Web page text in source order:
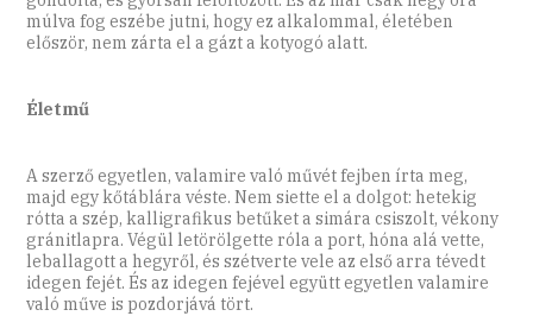
múlva fog eszébe jutni, hogy ez alkalommal, életében
először, nem zárta el a gázt a kotyogó alatt.
Életmű
A szerző egyetlen, valamire való művét fejben írta meg,
majd egy kőtáblára véste. Nem siette el a dolgot: hetekig
rótta a szép, kalligrafikus betűket a simára csiszolt, vékony
gránitlapra. Végül letörölgette róla a port, hóna alá vette,
leballagott a hegyről, és szétverte vele az első arra tévedt
idegen fejét. És az idegen fejével együtt egyetlen valamire
való műve is pozdorjává tört.